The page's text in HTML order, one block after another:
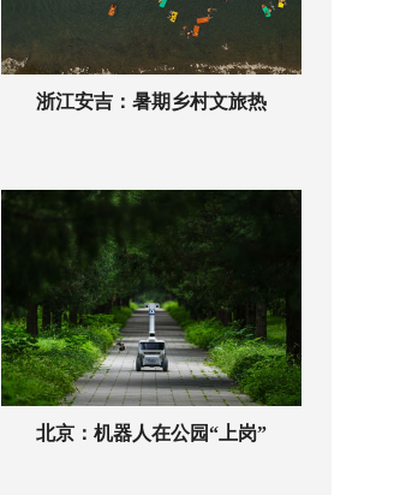
浙江安吉：暑期乡村文旅热
北京：机器人在公园“上岗”